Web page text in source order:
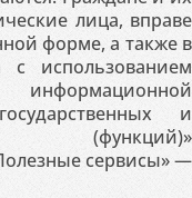
лица, вправе
форме, а также в
с использованием
информационной
и
(функций)»
сервисы» —